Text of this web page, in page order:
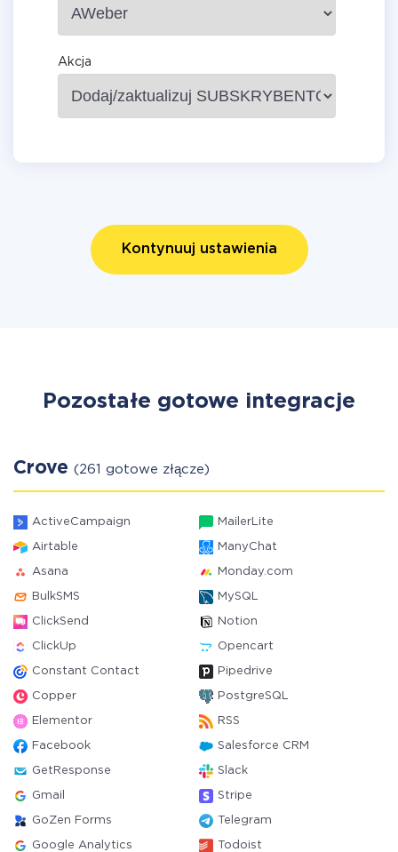
Akcja
Kontynuuj ustawienia
Pozostałe gotowe integracje
Crove (261 gotowe złącze)
ActiveCampaign MailerLite
Airtable ManyChat
Asana Monday.com
BulkSMS MySQL
ClickSend Notion
ClickUp Opencart
Constant Contact Pipedrive
Copper PostgreSQL
Elementor RSS
Facebook Salesforce CRM
GetResponse Slack
Gmail Stripe
GoZen Forms Telegram
Google Analytics Todoist